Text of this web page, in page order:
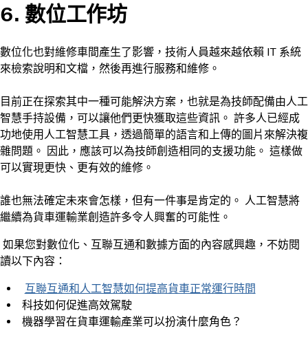
6. 數位工作坊
數位化也對維修車間產生了影響，技術人員越來越依賴 IT 系統
來檢索說明和文檔，然後再進行服務和維修。
目前正在探索其中一種可能解決方案，也就是為技師配備由人工
智慧手持設備，可以讓他們更快獲取這些資訊。 許多人已經成
功地使用人工智慧工具，透過簡單的語言和上傳的圖片來解決複
雜問題。 因此，應該可以為技師創造相同的支援功能。 這樣做
可以實現更快、更有效的維修。
誰也無法確定未來會怎樣，但有一件事是肯定的。 人工智慧將
繼續為貨車運輸業創造許多令人興奮的可能性。
如果您對數位化、互聯互通和數據方面的內容感興趣，不妨閱
讀以下內容：
互聯互通和人工智慧如何提高貨車正常運行時間
科技如何促進高效駕駛
機器學習在貨車運輸產業可以扮演什麼角色？